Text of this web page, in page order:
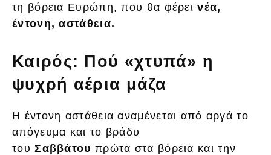
τη βόρεια Ευρώπη, που θα φέρει νέα,
έντονη, αστάθεια.
Καιρός: Πού «χτυπά» η
ψυχρή αέρια μάζα
Η έντονη αστάθεια αναμένεται από αργά το
απόγευμα και το βράδυ
τουΣαββάτου πρώτα στα βόρεια και την